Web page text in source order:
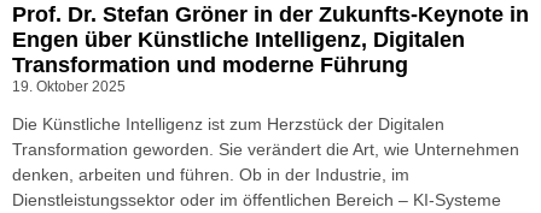
Prof. Dr. Stefan Gröner in der Zukunfts-Keynote in
Engen über Künstliche Intelligenz, Digitalen
Transformation und moderne Führung
19. Oktober 2025
Die Künstliche Intelligenz ist zum Herzstück der Digitalen
Transformation geworden. Sie verändert die Art, wie Unternehmen
denken, arbeiten und führen. Ob in der Industrie, im
Dienstleistungssektor oder im öffentlichen Bereich – KI-Systeme